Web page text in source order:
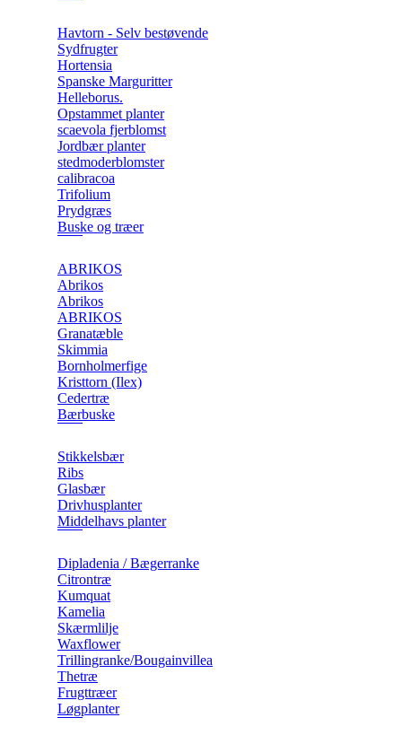
Havtorn - Selv bestøvende
Sydfrugter
Hortensia
Spanske Marguritter
Helleborus.
Opstammet planter
scaevola fjerblomst
Jordbær planter
stedmoderblomster
calibracoa
Trifolium
Prydgræs
Buske og træer
ABRIKOS
Abrikos
Abrikos
ABRIKOS
Granatæble
Skimmia
Bornholmerfige
Kristtorn (Ilex)
Cedertræ
Bærbuske
Stikkelsbær
Ribs
Glasbær
Drivhusplanter
Middelhavs planter
Dipladenia / Bægerranke
​Citrontræ
Kumquat
​Kamelia
Skærmlilje
Waxflower
​Trillingranke/Bougainvillea
Thetræ
Frugttræer
Løgplanter